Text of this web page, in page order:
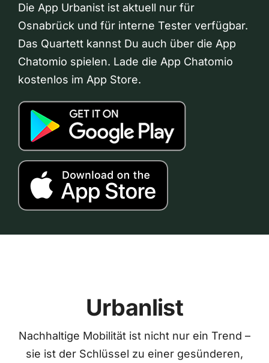
Die App Urbanist ist aktuell nur für
Osnabrück und für interne Tester verfügbar.
Das Quartett kannst Du auch über die App
Chatomio spielen. Lade die App Chatomio
kostenlos im App Store.
Urbanlist
Nachhaltige Mobilität ist nicht nur ein Trend –
sie ist der Schlüssel zu einer gesünderen,